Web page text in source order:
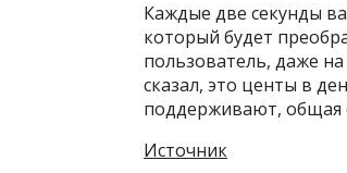
Каждые две секунды
который будет
пользователь, даже
сказал, это центы в
поддерживают, общая
Источник